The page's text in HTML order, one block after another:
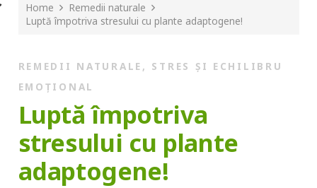
Home
Remedii naturale
Luptă împotriva stresului cu plante adaptogene!
REMEDII NATURALE , STRES ȘI ECHILIBRU
EMOȚIONAL
Luptă împotriva
stresului cu plante
adaptogene!